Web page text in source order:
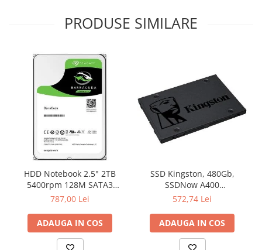
TV, Multimedia & Electronice
Televizoare & accesorii
Multiboard & Accessorii
Multimedia
Foto & Video
Cloud si Aplicatii SaaS
Sisteme Videoconferinta
Securitate Date
Firewall
Antivirus
PRODUSE SIMILARE
HDD Notebook 2.5" 2TB
5400rpm 128M SATA3
SEAGATE
787,00 Lei
ADAUGA IN COS
SSD Kingston, 480Gb,
SSDNow A400
"SA400S37/480G"
572,74 Lei
ADAUGA IN COS